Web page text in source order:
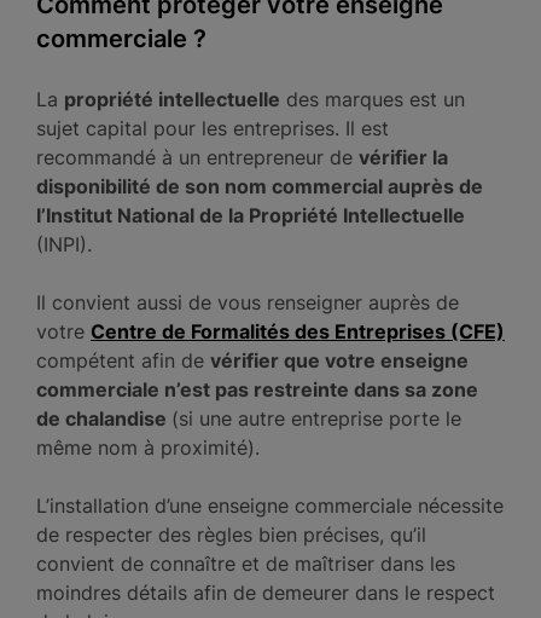
commerciale ?
La propriété intellectuelle des marques est un
sujet capital pour les entreprises. Il est
recommandé à un entrepreneur de vérifier la
disponibilité de son nom commercial auprès de
l’Institut National de la Propriété Intellectuelle
(INPI).
Il convient aussi de vous renseigner auprès de
votre Centre de Formalités des Entreprises (CFE)
compétent afin de vérifier que votre enseigne
commerciale n’est pas restreinte dans sa zone
de chalandise (si une autre entreprise porte le
même nom à proximité).
L’installation d’une enseigne commerciale nécessite
de respecter des règles bien précises, qu’il
convient de connaître et de maîtriser dans les
moindres détails afin de demeurer dans le respect